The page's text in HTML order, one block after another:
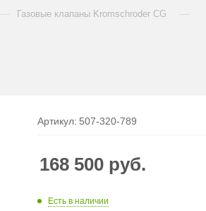
Газовые клапаны Kromschroder CG
Артикул: 507-320-789
168 500 руб.
Есть в наличии